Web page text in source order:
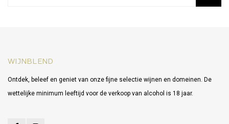
WIJNBLEND
Ontdek, beleef en geniet van onze fijne selectie wijnen en domeinen. De
wettelijke minimum leeftijd voor de verkoop van alcohol is 18 jaar.